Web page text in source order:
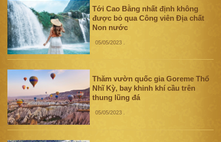
Tới Cao Bằng nhất định không
được bỏ qua Công viên Địa chất
Non nước
05/05/2023
Thăm vườn quốc gia Goreme Thổ
Nhĩ Kỳ, bay khinh khí cầu trên
thung lũng đá
05/05/2023